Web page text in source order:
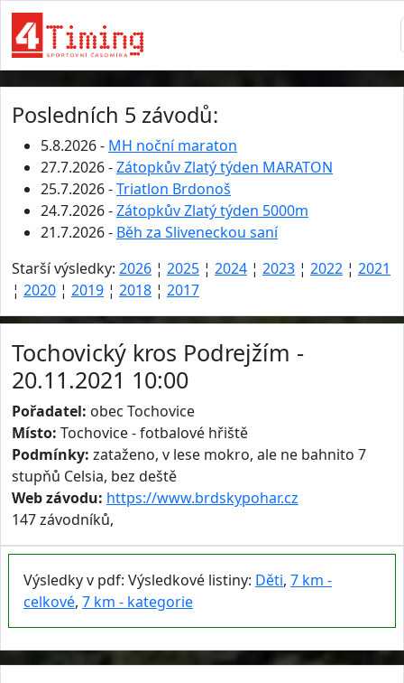
Posledních 5 závodů:
5.8.2026 - MH noční maraton
27.7.2026 -Zátopkův Zlatý týden MARATON
25.7.2026 -Triatlon Brdonoš
24.7.2026 -Zátopkův Zlatý týden 5000m
21.7.2026 - Běh za Sliveneckou saní
Starší výsledky: 2026 ¦ 2025 ¦ 2024 ¦ 2023 ¦ 2022 ¦ 2021
¦ 2020 ¦ 2019 ¦ 2018 ¦ 2017
Tochovický kros Podrejžím -
20.11.2021 10:00
Pořadatel: obec Tochovice
Místo: Tochovice - fotbalové hřiště
Podmínky: zataženo, v lese mokro, ale ne bahnito 7
stupňů Celsia, bez deště
Web závodu: https://www.brdskypohar.cz
147 závodníků,
Výsledky v pdf: Výsledkové listiny: Děti, 7 km -
celkové, 7 km - kategorie